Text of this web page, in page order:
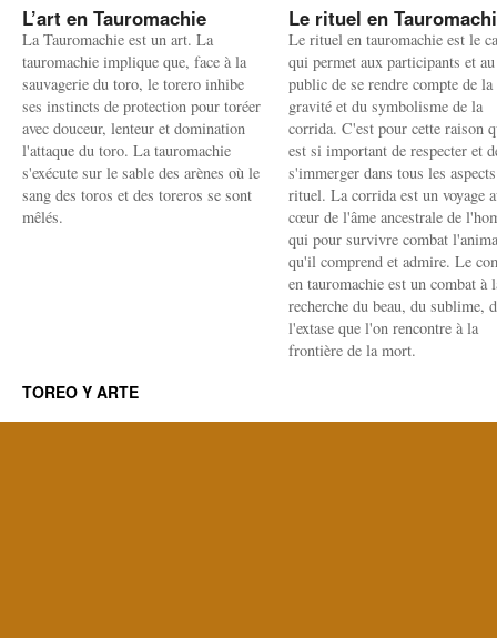
L’art en Tauromachie
La Tauromachie est un art. La
tauromachie implique que, face à la
sauvagerie du toro, le torero inhibe
ses instincts de protection pour toréer
avec douceur, lenteur et domination
l'attaque du toro. La tauromachie
s'exécute sur le sable des arènes où le
sang des toros et des toreros se sont
mêlés.
Le rituel en
Le rituel en tauromachie est le
qui permet aux participants et au
public de se rendre compte de la
gravité et du symbolisme de la
corrida. C'est pour cette raison
est si important de respecter et
s'immerger dans tous les
rituel. La corrida est un voyage
cœur de l'âme ancestrale de
qui pour survivre combat
qu'il comprend et admire. Le
en tauromachie est un combat à
recherche du beau, du sublime,
l'extase que l'on rencontre à la
frontière de la mort.
TOREO Y ARTE